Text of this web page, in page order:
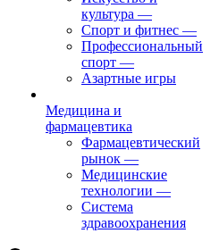
культура —
Спорт и фитнес —
Профессиональный
спорт —
Азартные игры
Медицина и
фармацевтика
Фармацевтический
рынок —
Медицинские
технологии —
Система
здравоохранения